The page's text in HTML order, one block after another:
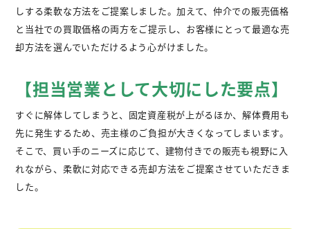
しする柔軟な方法をご提案しました。加えて、仲介での販売価格
と当社での買取価格の両方をご提示し、お客様にとって最適な売
却方法を選んでいただけるよう心がけました。
【担当営業として大切にした要点】
すぐに解体してしまうと、固定資産税が上がるほか、解体費用も
先に発生するため、売主様のご負担が大きくなってしまいます。
そこで、買い手のニーズに応じて、建物付きでの販売も視野に入
れながら、柔軟に対応できる売却方法をご提案させていただきま
した。